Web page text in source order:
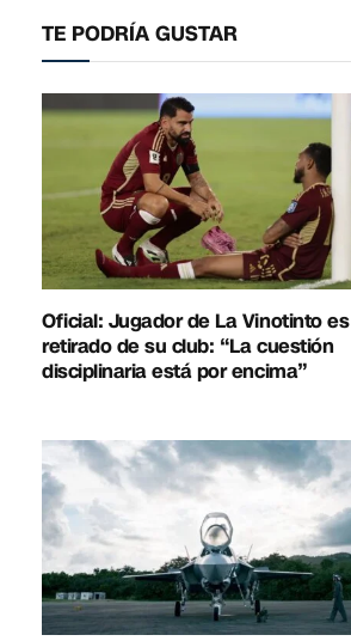
TE PODRÍA GUSTAR
Oficial: Jugador de La Vinotinto es
retirado de su club: “La cuestión
disciplinaria está por encima”